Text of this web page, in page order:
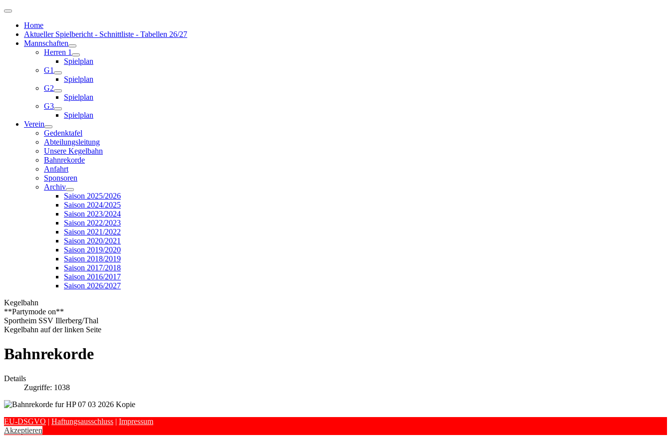
Home
Aktueller Spielbericht - Schnittliste - Tabellen 26/27
Mannschaften
Herren 1
Spielplan
G1
Spielplan
G2
Spielplan
G3
Spielplan
Verein
Gedenktafel
Abteilungsleitung
Unsere Kegelbahn
Bahnrekorde
Anfahrt
Sponsoren
Archiv
Saison 2025/2026
Saison 2024/2025
Saison 2023/2024
Saison 2022/2023
Saison 2021/2022
Saison 2020/2021
Saison 2019/2020
Saison 2018/2019
Saison 2017/2018
Saison 2016/2017
Saison 2026/2027
Kegelbahn
**Partymode on**
Sportheim SSV Illerberg/Thal
Kegelbahn auf der linken Seite
Bahnrekorde
Details
Zugriffe: 1038
EU-DSGVO | Haftungsausschluss | Impressum
Akzeptieren